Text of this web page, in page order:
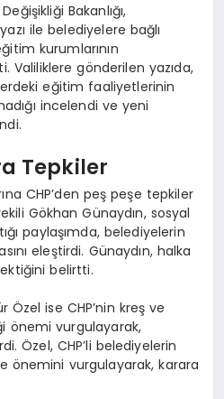
Bakanlığı,
ile belediyelere bağlı
kurumlarının
Valiliklere gönderilen yazıda,
eğitim faaliyetlerinin
incelendi ve yeni
Tepkiler
CHP’den peş peşe tepkiler
Gökhan Günaydın, sosyal
paylaşımda, belediyelerin
eleştirdi. Günaydın, halka
belirtti.
Özel ise CHP’nin kreş ve
önemi vurgulayarak,
Özel, CHP’li belediyelerin
önemini vurgulayarak, karara